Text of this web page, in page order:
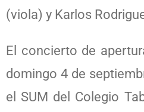
(viola) y Karlos
El concierto de
domingo 4 de
el SUM del Colegio